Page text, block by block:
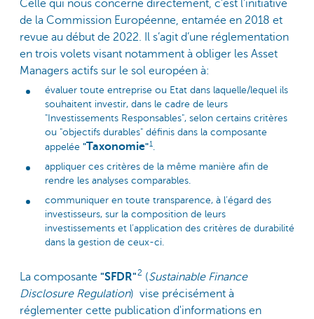
Celle qui nous concerne directement, c’est l’initiative
de la Commission Européenne, entamée en 2018 et
revue au début de 2022. Il s’agit d’une réglementation
en trois volets visant notamment à obliger les Asset
Managers actifs sur le sol européen à:
évaluer toute entreprise ou Etat dans laquelle/lequel ils
souhaitent investir, dans le cadre de leurs
"Investissements Responsables", selon certains critères
ou "objectifs durables" définis dans la composante
appelée "Taxonomie"1 .
appliquer ces critères de la même manière afin de
rendre les analyses comparables.
communiquer en toute transparence, à l’égard des
investisseurs, sur la composition de leurs
investissements et l’application des critères de durabilité
dans la gestion de ceux-ci.
La composante "SFDR"2 (Sustainable Finance
Disclosure Regulation) vise précisément à
réglementer cette publication d'informations en